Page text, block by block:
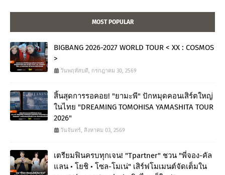
MOST POPULAR
BIGBANG 2026-2027 WORLD TOUR < XX : COSMOS
>
วันพฤหัสบดี, กรกฎาคม 30, 2569
สิ้นสุดการรอคอย! "ยามะพี" ปักหมุดคอนเสิร์ตใหญ่
ในไทย "DREAMING TOMOHISA YAMASHITA TOUR
2026"
วันจันทร์, สิงหาคม 03, 2569
เตรียมฟินครบทุกเจน! "Tpartner" ชวน "พี่จอง-คัล
แลน • โยชิ • โซล-โมเน่" เสิร์ฟโมเมนต์จัดเต็มใน